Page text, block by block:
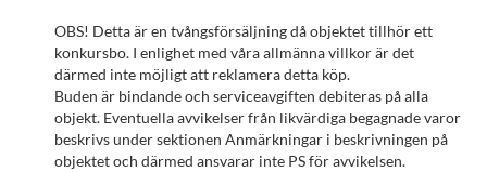
OBS! Detta är en tvångsförsäljning då objektet tillhör ett
konkursbo. I enlighet med våra allmänna villkor är det
därmed inte möjligt att reklamera detta köp.
Buden är bindande och serviceavgiften debiteras på alla
objekt. Eventuella avvikelser från likvärdiga begagnade varor
beskrivs under sektionen Anmärkningar i beskrivningen på
objektet och därmed ansvarar inte PS för avvikelsen.